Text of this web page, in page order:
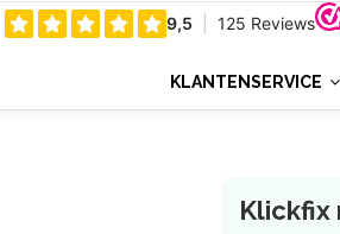
KLANTENSERVICE
Klickfix